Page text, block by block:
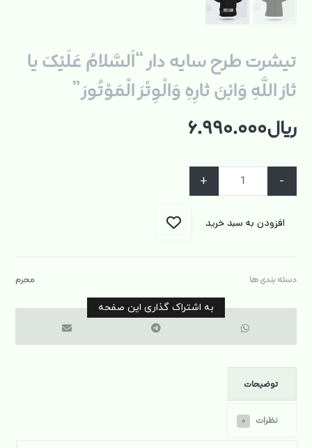
تیشرت طرح سایه دار “اَلسَّلامُ عَلَیْکَ یا
ثارَ اللَّهِ وَابْنَ ثارِهِ وَالْوِتْرَ الْمَوْتُورَ”
ریال۶.۹۹۰.۰۰۰
-
+
افزودن به سبد خرید
دسته بندی ها محرم
توضیحات
نظرات ۰